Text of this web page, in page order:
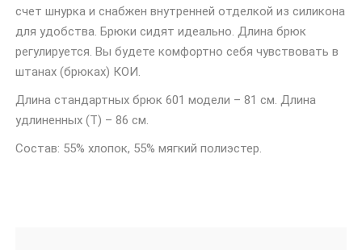
счет шнурка и снабжен внутренней отделкой из силикона
для удобства. Брюки сидят идеально. Длина брюк
регулируется. Вы будете комфортно себя чувствовать в
штанах (брюках) КОИ.
Длина стандартных брюк 601 модели – 81 см. Длина
удлиненных (Т) – 86 см.
Состав: 55% хлопок, 55% мягкий полиэстер.